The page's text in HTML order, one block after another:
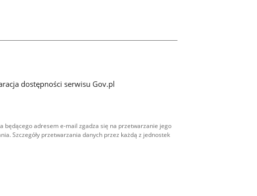
dostępności serwisu Gov.pl
będącego adresem e-mail zgadza się na przetwarzanie jego
Szczegóły przetwarzania danych przez każdą z jednostek